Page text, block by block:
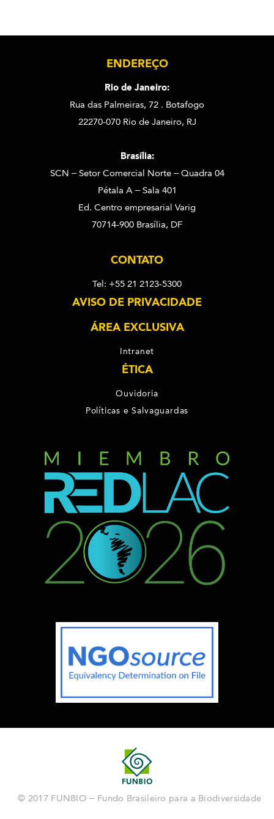
ENDEREÇO
Rio de Janeiro:
Rua das Palmeiras, 72 . Botafogo
22270-070 Rio de Janeiro, RJ
Brasília:
SCN – Setor Comercial Norte – Quadra 04
Pétala A – Sala 401
Ed. Centro empresarial Varig
70714-900 Brasília, DF
CONTATO
Tel: +55 21 2123-5300
AVISO DE PRIVACIDADE
ÁREA EXCLUSIVA
Intranet
ÉTICA
Ouvidoria
Políticas e Salvaguardas
© 2017 FUNBIO – Fundo Brasileiro para a Biodiversidade